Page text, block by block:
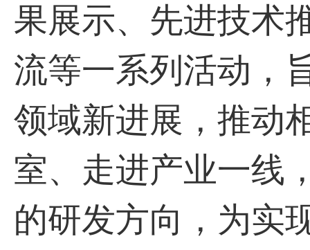
果展示、先进技术
流等一系列活动，
领域新进展，推动
室、走进产业一线
的研发方向，为实